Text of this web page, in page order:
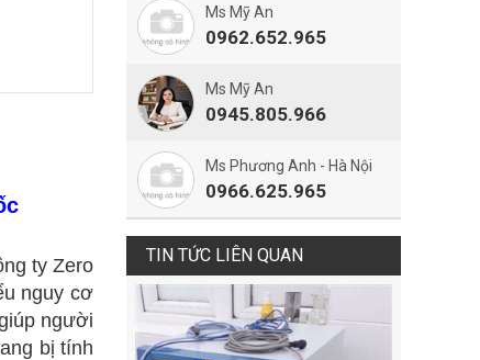
ty Zero
nguy cơ
người
bị tính
Ms Mỹ An
0962.652.965
Ms Mỹ An
0945.805.966
Ms Phương Anh - Hà Nội
0966.625.965
TIN TỨC LIÊN QUAN